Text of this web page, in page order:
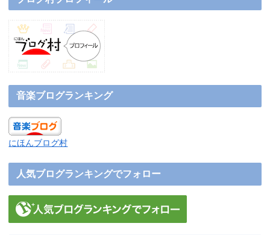
音楽ブログランキング
にほんブログ村
人気ブログランキングでフォロー